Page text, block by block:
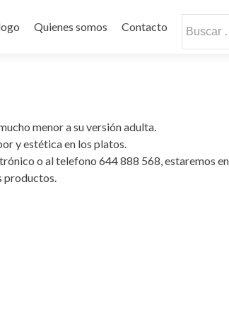
Quienes somos Contacto
menor a su versión adulta.
y estética en los platos.
o al telefono 644 888 568, estaremos
productos.